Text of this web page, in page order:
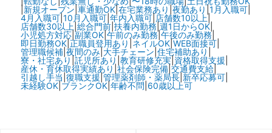
|新規オープン 車通勤OK|在宅業務あり 夜勤あり 1月入職可|
4月入職可| 10月入職可| 年内入職可| 店舗数10以上|
店舗数30以上 総合門前| 扶養内勤務 週1日からOK|
小児処方対応| 副業OK| 午前のみ勤務| 午後のみ勤務|
即日勤務OK| 正職員登用あり ネイルOK| WEB面接可|
管理職候補| 夜間のみ| 大手チェーン 住宅補助あり
寮・社宅あり 託児所あり 教育研修充実| 資格取得支援
産休・育休取得実績あり 社会保険完備| 交通費支給|
引越し手当 復職支援 |管理薬剤師・薬局長| 新卒応募可|
未経験OK| ブランクOK| 年齢不問 60歳以上可